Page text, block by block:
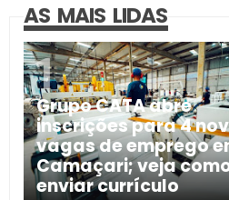
AS MAIS LIDAS
Grupo CATA abre
inscrições para 4
vagas de emprego
Camaçari; veja
enviar currículo